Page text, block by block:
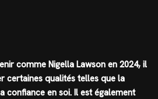
comme Nigella Lawson en 2024, il
certaines qualités telles que la
confiance en soi. Il est également